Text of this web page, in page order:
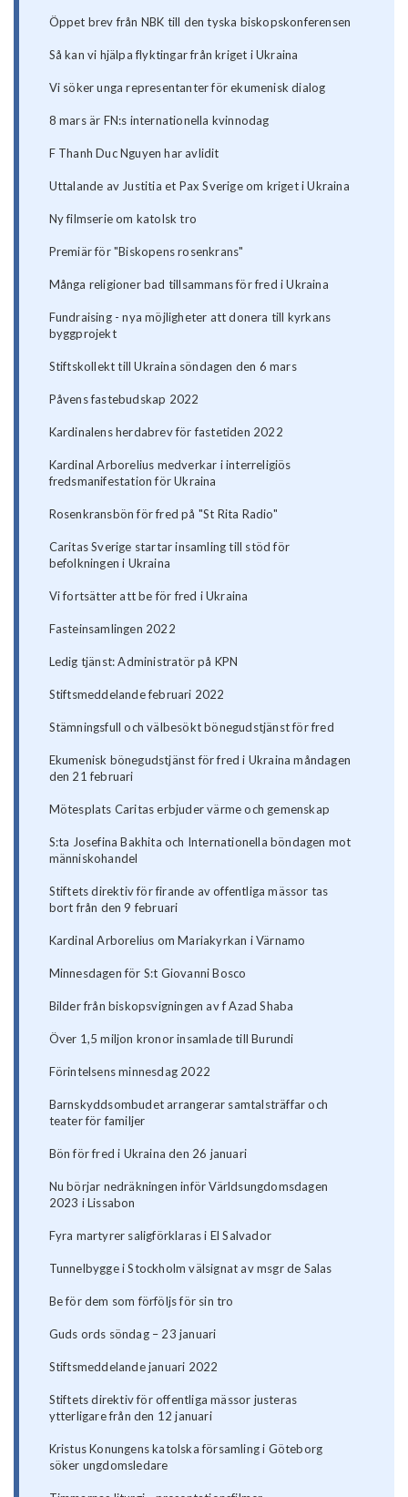
Öppet brev från NBK till den tyska biskopskonferensen
Så kan vi hjälpa flyktingar från kriget i Ukraina
Vi söker unga representanter för ekumenisk dialog
8 mars är FN:s internationella kvinnodag
F Thanh Duc Nguyen har avlidit
Uttalande av Justitia et Pax Sverige om kriget i Ukraina
Ny filmserie om katolsk tro
Premiär för "Biskopens rosenkrans"
Många religioner bad tillsammans för fred i Ukraina
Fundraising - nya möjligheter att donera till kyrkans
byggprojekt
Stiftskollekt till Ukraina söndagen den 6 mars
Påvens fastebudskap 2022
Kardinalens herdabrev för fastetiden 2022
Kardinal Arborelius medverkar i interreligiös
fredsmanifestation för Ukraina
Rosenkransbön för fred på "St Rita Radio"
Caritas Sverige startar insamling till stöd för
befolkningen i Ukraina
Vi fortsätter att be för fred i Ukraina
Fasteinsamlingen 2022
Ledig tjänst: Administratör på KPN
Stiftsmeddelande februari 2022
Stämningsfull och välbesökt bönegudstjänst för fred
Ekumenisk bönegudstjänst för fred i Ukraina måndagen
den 21 februari
Mötesplats Caritas erbjuder värme och gemenskap
S:ta Josefina Bakhita och Internationella böndagen mot
människohandel
Stiftets direktiv för firande av offentliga mässor tas
bort från den 9 februari
Kardinal Arborelius om Mariakyrkan i Värnamo
Minnesdagen för S:t Giovanni Bosco
Bilder från biskopsvigningen av f Azad Shaba
Över 1,5 miljon kronor insamlade till Burundi
Förintelsens minnesdag 2022
Barnskyddsombudet arrangerar samtalsträffar och
teater för familjer
Bön för fred i Ukraina den 26 januari
Nu börjar nedräkningen inför Världsungdomsdagen
2023 i Lissabon
Fyra martyrer saligförklaras i El Salvador
Tunnelbygge i Stockholm välsignat av msgr de Salas
Be för dem som förföljs för sin tro
Guds ords söndag – 23 januari
Stiftsmeddelande januari 2022
Stiftets direktiv för offentliga mässor justeras
ytterligare från den 12 januari
Kristus Konungens katolska församling i Göteborg
söker ungdomsledare